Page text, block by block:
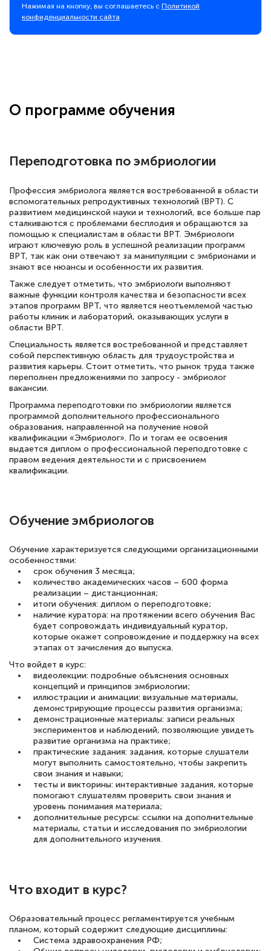
Нажимая на кнопку, вы соглашаетесь сПолитикой
конфиденциальности сайта
О программе обучения
Переподготовка по эмбриологии
Профессия эмбриолога является востребованной в области
вспомогательных репродуктивных технологий (ВРТ). С
развитием медицинской науки и технологий, все больше пар
сталкиваются с проблемами бесплодия и обращаются за
помощью к специалистам в области ВРТ. Эмбриологи
играют ключевую роль в успешной реализации программ
ВРТ, так как они отвечают за манипуляции с эмбрионами и
знают все нюансы и особенности их развития.
Также следует отметить, что эмбриологи выполняют
важные функции контроля качества и безопасности всех
этапов программ ВРТ, что является неотъемлемой частью
работы клиник и лабораторий, оказывающих услуги в
области ВРТ.
Специальность является востребованной и представляет
собой перспективную область для трудоустройства и
развития карьеры. Стоит отметить, что рынок труда также
переполнен предложениями по запросу - эмбриолог
вакансии.
Программа переподготовки по эмбриологии является
программой дополнительного профессионального
образования, направленной на получение новой
квалификации «Эмбриолог». По и тогам ее освоения
выдается диплом о профессиональной переподготовке с
правом ведения деятельности и с присвоением
квалификации.
Обучение эмбриологов
Обучение характеризуется следующими организационными
особенностями:
срок обучения 3 месяца;
количество академических часов – 600 форма
реализации – дистанционная;
итоги обучения: диплом о переподготовке;
наличие куратора: на протяжении всего обучения Вас
будет сопровождать индивидуальный куратор,
которые окажет сопровождение и поддержку на всех
этапах от зачисления до выпуска.
Что войдет в курс:
видеолекции: подробные объяснения основных
концепций и принципов эмбриологии;
иллюстрации и анимации: визуальные материалы,
демонстрирующие процессы развития организма;
демонстрационные материалы: записи реальных
экспериментов и наблюдений, позволяющие увидеть
развитие организма на практике;
практические задания: задания, которые слушатели
могут выполнить самостоятельно, чтобы закрепить
свои знания и навыки;
тесты и викторины: интерактивные задания, которые
помогают слушателям проверить свои знания и
уровень понимания материала;
дополнительные ресурсы: ссылки на дополнительные
материалы, статьи и исследования по эмбриологии
для дополнительного изучения.
Что входит в курс?
Образовательный процесс регламентируется учебным
планом, который содержит следующие дисциплины:
Система здравоохранения РФ;